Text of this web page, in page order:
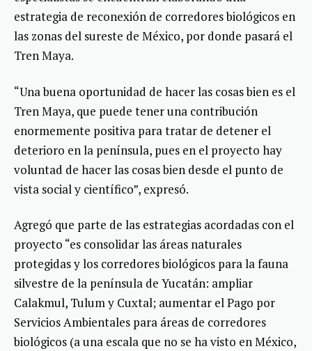
estrategia de reconexión de corredores biológicos en
las zonas del sureste de México, por donde pasará el
Tren Maya.
“Una buena oportunidad de hacer las cosas bien es el
Tren Maya, que puede tener una contribución
enormemente positiva para tratar de detener el
deterioro en la península, pues en el proyecto hay
voluntad de hacer las cosas bien desde el punto de
vista social y científico”, expresó.
Agregó que parte de las estrategias acordadas con el
proyecto “es consolidar las áreas naturales
protegidas y los corredores biológicos para la fauna
silvestre de la península de Yucatán: ampliar
Calakmul, Tulum y Cuxtal; aumentar el Pago por
Servicios Ambientales para áreas de corredores
biológicos (a una escala que no se ha visto en México,